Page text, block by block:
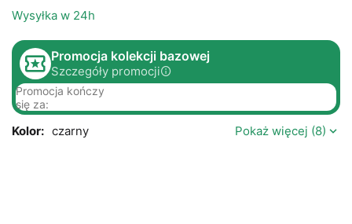
Wysyłka w 24h
Promocja kolekcji bazowej
Szczegóły promocji
Promocja kończy
się za:
Kolor: czarny Pokaż więcej (8)